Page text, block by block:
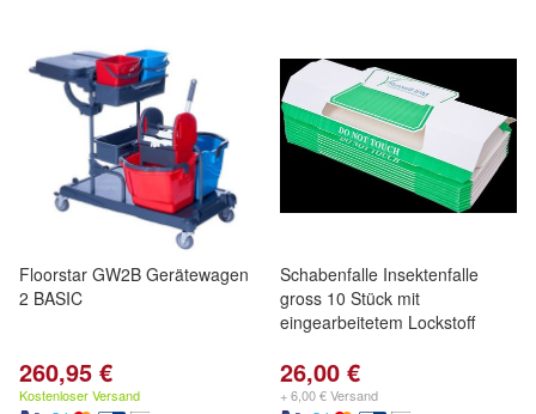
Floorstar GW2B Gerätewagen
2 BASIC
260,95 €
Kostenloser Versand
Schabenfalle Insektenfalle
gross 10 Stück mit
eingearbeitetem Lockstoff
26,00 €
+ 6,00 € Versand